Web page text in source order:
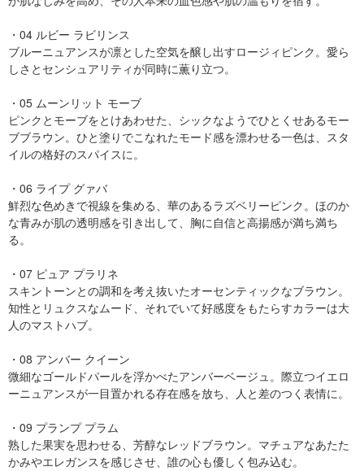
・04 ルビー ラビリンス
ブルーニュアンスが凛とした空気を醸し出すロージィピンク。愛ら
しさとセンシュアリティが同時に薫り立つ。
・05 ムーンリット モーブ
ピンクとモーブをとけあわせた、シックなようでひとくせあるモー
ブブラウン。ひと塗りでこなれたモード感を漂わせる一色は、スタ
イルの格好のスパイスに。
・06 ライプ グァバ
鮮烈な色めきで視線を集める、華のあるラズベリーピンク。ほのか
な青みが肌の透明感を引き出して、胸に自信と高揚感が満ち満ち
る。
・07 ピュア プラリネ
スキントーンとの調和を考え抜いたオーセンティックなブラウン。
知性とリュクスなムード、それでいて好感度をもたらすカラーは大
人のマストハブ。
・08 アンバー クイーン
微細なゴールドパールを浮かべたアンバーベージュ。際立つイエロ
ーニュアンスが一目置かれる存在感を放ち、人と差のつく表情に。
・09 プランプ プラム
熟した果実を思わせる、芳醇なレッドブラウン。マチュアなあたた
かみやエレガンスを感じさせ、誰の心も優しく包み込む。